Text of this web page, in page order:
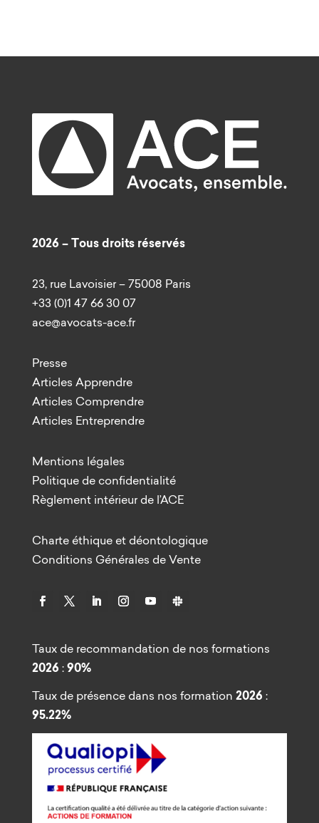
2026 – Tous droits réservés
23, rue Lavoisier – 75008 Paris
+33 (0)1 47 66 30 07
ace@avocats-ace.fr
Presse
Articles Apprendre
Articles Comprendre
Articles Entreprendre
Mentions légales
Politique de confidentialité
Règlement intérieur de l’ACE
Charte éthique et déontologique
Conditions Générales de Vente
Taux de recommandation de nos formations
2026 :90%
Taux de présence dans nos formation 2026 :
95.22%